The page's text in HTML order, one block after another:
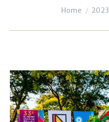
You are here:
Home 2023